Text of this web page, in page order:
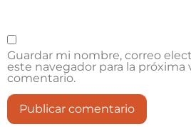
Guardar mi nombre, correo
este navegador para la próxima
comentario.